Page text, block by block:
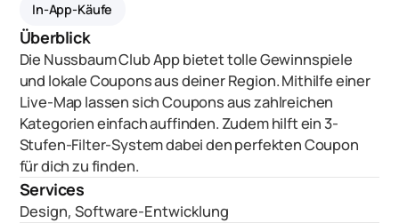
In-App-Käufe
Überblick
Die Nussbaum Club App bietet tolle Gewinnspiele
und lokale Coupons aus deiner Region. Mithilfe einer
Live-Map lassen sich Coupons aus zahlreichen
Kategorien einfach auffinden. Zudem hilft ein 3-
Stufen-Filter-System dabei den perfekten Coupon
für dich zu finden.
Services
Design, Software-Entwicklung